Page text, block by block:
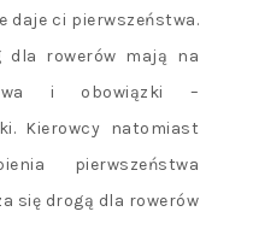
daje ci pierwszeństwa.
dla rowerów mają na
i obowiązki –
Kierowcy natomiast
pierwszeństwa
się drogą dla rowerów